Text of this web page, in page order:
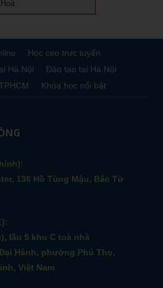
Học ceo trực tuyến
Hà Nội
Đào tạo tại Hà Nội
Khóa học nổi bật
136 Hồ Tùng Mậu, Bắc Từ
lầu 5 khu C toà nhà
Hành, phường Phú Thọ,
Việt Nam